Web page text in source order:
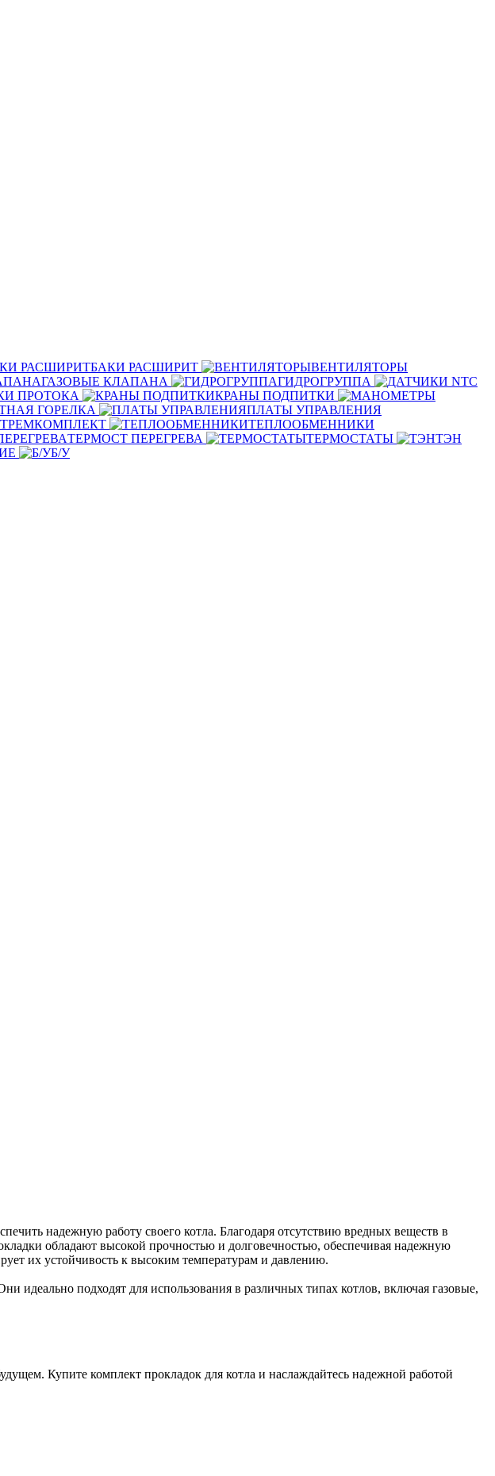
БАКИ РАСШИРИТ
ВЕНТИЛЯТОРЫ
ГАЗОВЫЕ КЛАПАНА
ГИДРОГРУППА
ПРОТОКА
КРАНЫ ПОДПИТКИ
ГОРЕЛКА
ПЛАТЫ УПРАВЛЕНИЯ
РЕМКОМПЛЕКТ
ТЕПЛООБМЕННИКИ
ТЕРМОСТ ПЕРЕГРЕВА ТЕРМОСТАТЫ
ТЭН
Б/У
надежную работу своего котла. Благодаря отсутствию вредных веществ в
обладают высокой прочностью и долговечностью, обеспечивая надежную
их устойчивость к высоким температурам и давлению.
идеально подходят для использования в различных типах котлов, включая газовые,
Купите комплект прокладок для котла и наслаждайтесь надежной работой